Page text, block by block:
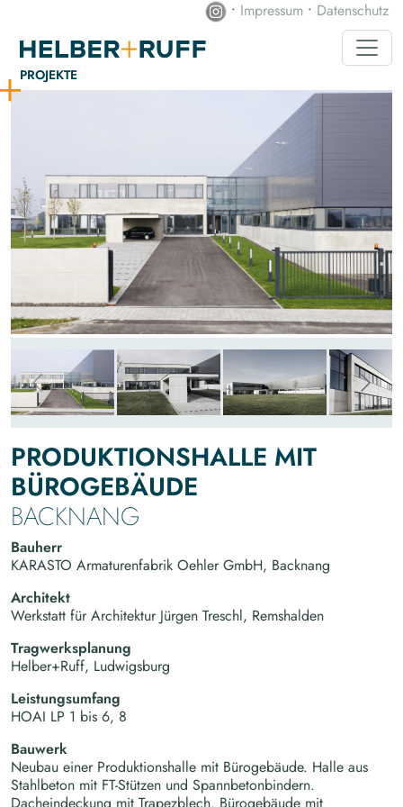
• Impressum • Datenschutz
PROJEKTE
PRODUKTIONSHALLE MIT
BÜROGEBÄUDE
BACKNANG
Bauherr
KARASTO Armaturenfabrik Oehler GmbH, Backnang
Architekt
Werkstatt für Architektur Jürgen Treschl, Remshalden
Tragwerksplanung
Helber+Ruff, Ludwigsburg
Leistungsumfang
HOAI LP 1 bis 6, 8
Bauwerk
Neubau einer Produktionshalle mit Bürogebäude. Halle aus
Stahlbeton mit FT-Stützen und Spannbetonbindern.
Dacheindeckung mit Trapezblech. Bürogebäude mit